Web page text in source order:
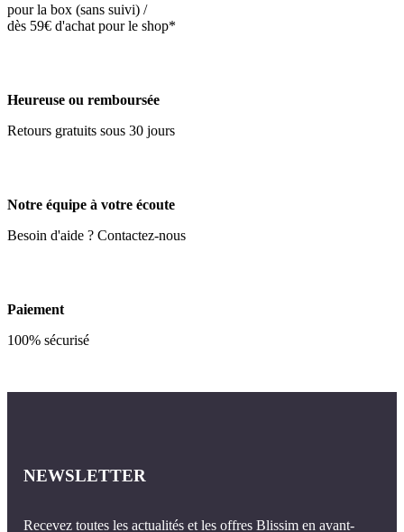
pour la box (sans suivi) /
dès 59€ d'achat pour le shop*
Heureuse ou remboursée
Retours gratuits sous 30 jours
Notre équipe à votre écoute
Besoin d'aide ? Contactez-nous
Paiement
100% sécurisé
NEWSLETTER
Recevez toutes les actualités et les offres Blissim en avant-